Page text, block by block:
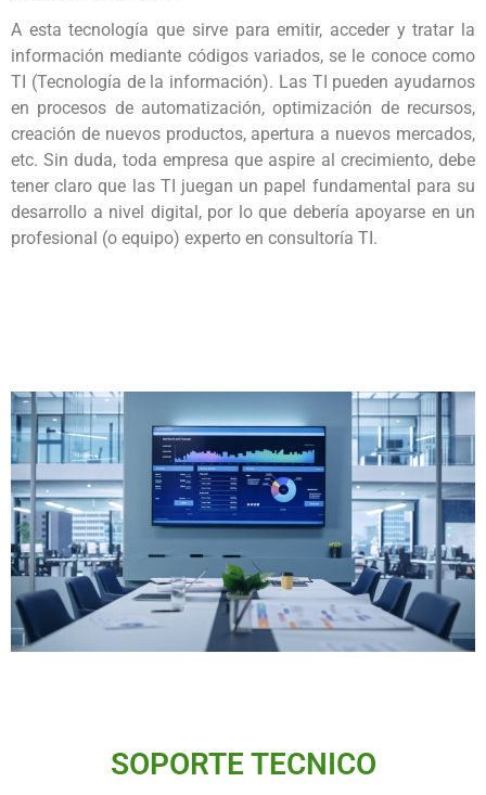
A esta tecnología que sirve para emitir, acceder y tratar la
información mediante códigos variados, se le conoce como
TI (Tecnología de la información). Las TI pueden ayudarnos
en procesos de automatización, optimización de recursos,
creación de nuevos productos, apertura a nuevos mercados,
etc. Sin duda, toda empresa que aspire al crecimiento, debe
tener claro que las TI juegan un papel fundamental para su
desarrollo a nivel digital, por lo que debería apoyarse en un
profesional (o equipo) experto en consultoría TI.
SOPORTE TECNICO